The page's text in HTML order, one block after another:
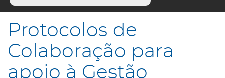
Protocolos de
Colaboração para
apoio à Gestão